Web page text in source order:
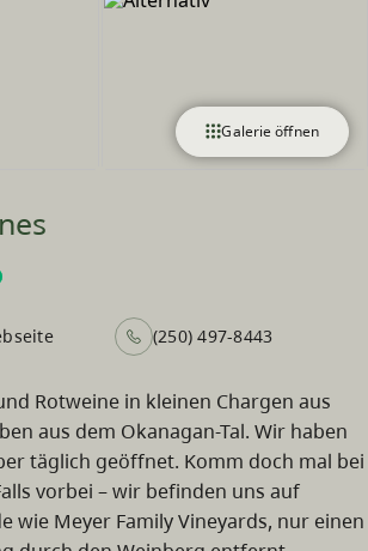
Galerie öffnen
(250) 497-8443
Rotweine in kleinen Chargen aus
aus dem Okanagan-Tal. Wir haben
täglich geöffnet. Komm doch mal bei
vorbei – wir befinden uns auf
wie Meyer Family Vineyards, nur einen